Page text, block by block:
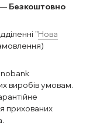
— Безкоштовно
"Нова
виробів умовам.
прихованих